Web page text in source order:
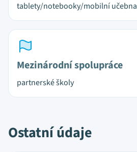
tablety/notebooky/mobilní učebna
Mezinárodní spolupráce
partnerské školy
Ostatní údaje